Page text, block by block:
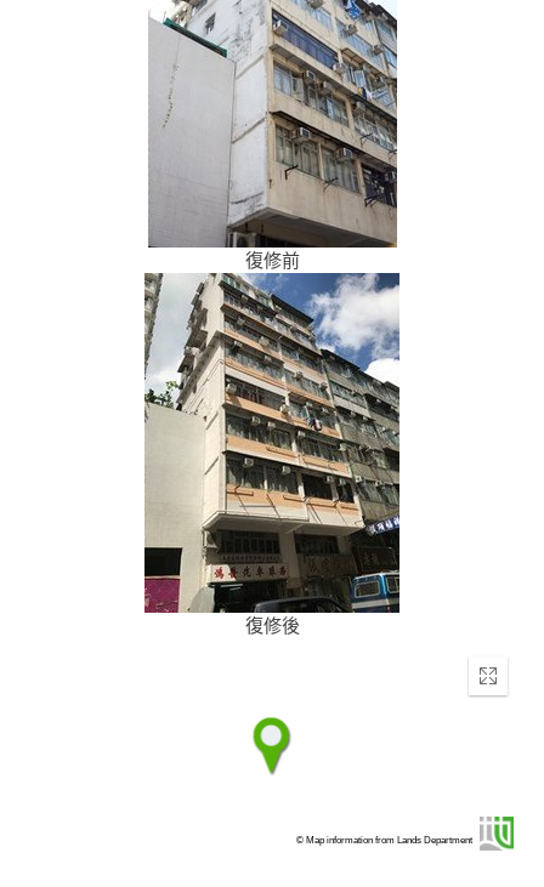
復修前
復修後
Enter
© Map information from Lands Department